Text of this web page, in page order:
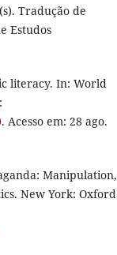
Tradução de
Estudos
literacy. In: World
. Acesso em: 28 ago.
Manipulation,
New York: Oxford